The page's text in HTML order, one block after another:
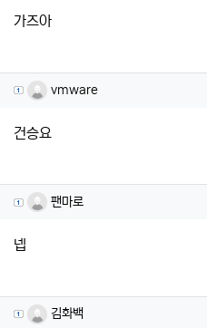
가즈아
vmware님의 댓글
vmware
건승요
팬마로님의 댓글
팬마로
넵
김화백님의 댓글
김화백